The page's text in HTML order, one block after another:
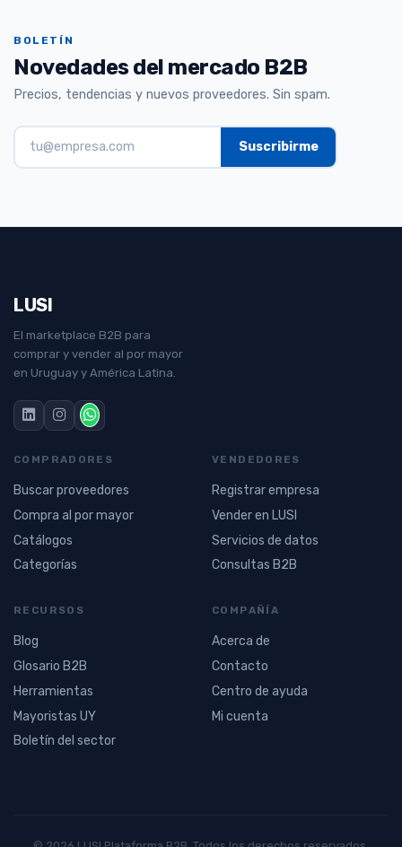
BOLETÍN
Novedades del mercado B2B
Precios, tendencias y nuevos proveedores. Sin spam.
LUSI
El marketplace B2B para
comprar y vender al por mayor
en Uruguay y América Latina.
COMPRADORES
Buscar proveedores
Compra al por mayor
Catálogos
Categorías
VENDEDORES
Registrar empresa
Vender en LUSI
Servicios de datos
Consultas B2B
RECURSOS
Blog
Glosario B2B
Herramientas
Mayoristas UY
Boletín del sector
COMPAÑÍA
Acerca de
Contacto
Centro de ayuda
Mi cuenta